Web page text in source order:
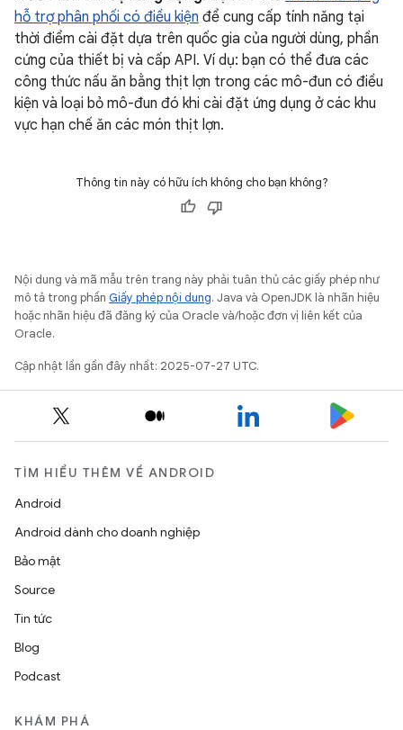
hỗ trợ phân phối có điều kiện để cung cấp tính năng tại
thời điểm cài đặt dựa trên quốc gia của người dùng, phần
cứng của thiết bị và cấp API. Ví dụ: bạn có thể đưa các
công thức nấu ăn bằng thịt lợn trong các mô-đun có điều
kiện và loại bỏ mô-đun đó khi cài đặt ứng dụng ở các khu
vực hạn chế ăn các món thịt lợn.
Thông tin này có hữu ích không cho bạn không?
Nội dung và mã mẫu trên trang này phải tuân thủ các giấy phép như
mô tả trong phần Giấy phép nội dung. Java và OpenJDK là nhãn hiệu
hoặc nhãn hiệu đã đăng ký của Oracle và/hoặc đơn vị liên kết của
Oracle.
Cập nhật lần gần đây nhất: 2025-07-27 UTC.
TÌM HIỂU THÊM VỀ ANDROID
Android
Android dành cho doanh nghiệp
Bảo mật
Source
Tin tức
Blog
Podcast
KHÁM PHÁ